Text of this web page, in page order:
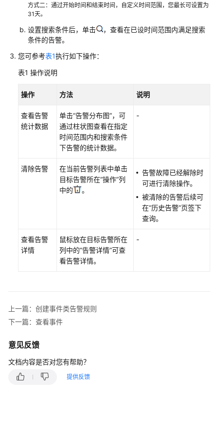
入
门
用
指
南
实
SDK
参
问
题
视
帮
助
方式二：通过开始时间和结束时间，自定义时间范围，您最长可设置为
31天。
设置搜索条件后，单击
，查看在已设时间范围内满足搜索
条件的告警。
您可参考表1执行如下操作：
表1 操作说明
操作 方法 说明
查看告警
统计数据
单击“告警分布图”，可
通过柱状图查看在指定
时间范围内和搜索条件
下告警的统计数据。
-
清除告警
在当前告警列表中单击
目标告警所在“操作”列
中的
。
告警故障已经解除时
可进行清除操作。
被清除的告警后续可
在“历史告警”页签下
查询。
查看告警
详情
鼠标放在目标告警所在
列中的“告警详情”可查
看告警详情。
-
上一篇：创建事件类告警规则
下一篇：查看事件
意见反馈
文档内容是否对您有帮助？
提供反馈